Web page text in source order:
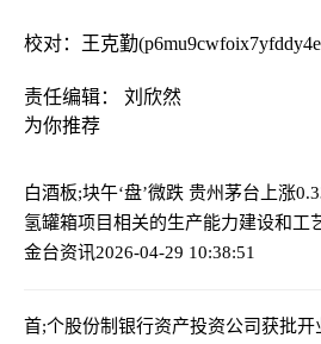
校对：王克勤
责任编辑： 刘欣然
为你推荐
白酒板;块午‘盘’微跌 贵州茅台上涨
氢罐箱项目相关的生产能力建设和工
金台资讯2026-04-29 10:38:51
首;个股份制银行资产投资公司获批